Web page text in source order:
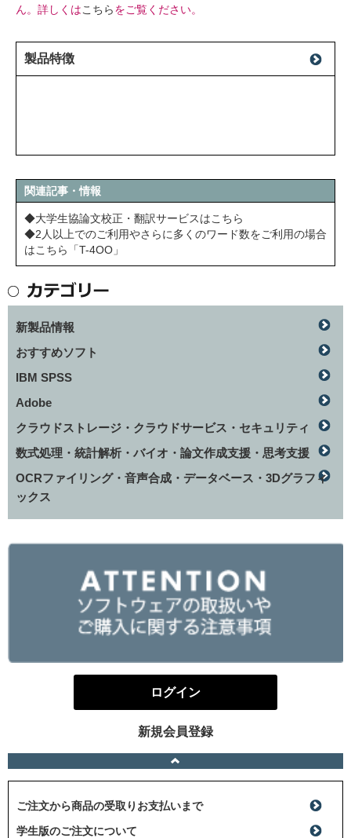
ん。詳しくはこちらをご覧ください。
製品特徴
関連記事・情報
◆大学生協論文校正・翻訳サービスはこちら
◆2人以上でのご利用やさらに多くのワード数をご利用の場合
はこちら「T-4OO」
新製品情報
おすすめソフト
IBM SPSS
Adobe
クラウドストレージ・クラウドサービス・セキュリティ
数式処理・統計解析・バイオ・論文作成支援・思考支援
OCRファイリング・音声合成・データベース・3Dグラフィ
ックス
ログイン
新規会員登録
ご注文から商品の受取りお支払いまで
学生版のご注文について